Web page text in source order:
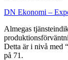
DN Ekonomi –
Almegas
Detta är i nivå med
på 71.